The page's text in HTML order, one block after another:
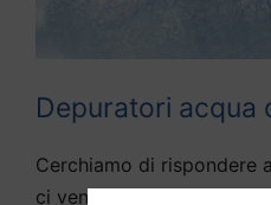
Depuratori acqua
Cerchiamo di rispondere
ci vengono fatte da